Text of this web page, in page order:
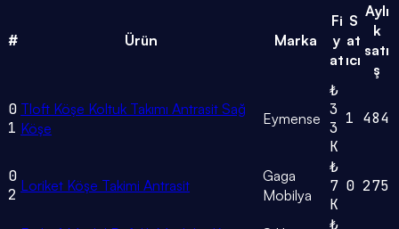
# Ürün Marka
Fi
y
at
S
at
ıcı
Aylı
k
satı
ş
0
1
Tloft Köşe Koltuk Takımı Antrasit Sağ
Köşe
Eymense
₺
3
3
K
1 484
0
2 Loriket Köşe Takimi Antrasit
Gaga
Mobilya
₺
7
K
0 275
₺